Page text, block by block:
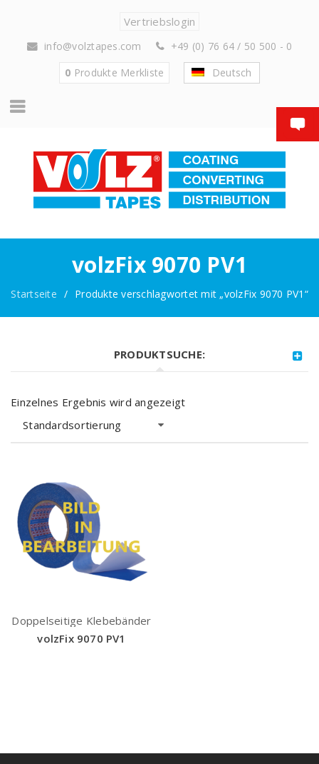
Vertriebslogin
info@volztapes.com
+49 (0) 76 64 / 50 500 - 0
0 Produkte Merkliste Deutsch
volzFix 9070 PV1
Startseite / Produkte verschlagwortet mit „volzFix 9070 PV1“
PRODUKTSUCHE:
Einzelnes Ergebnis wird angezeigt
Standardsortierung
Doppelseitige Klebebänder
volzFix 9070 PV1